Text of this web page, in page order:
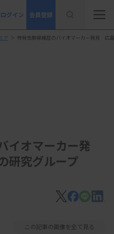
ログイン 会員登録
ア ＞ 特発性肺線維症のバイオマーカー発見 広
イオマーカー発
研究グループ
この記事の画像を全て見る